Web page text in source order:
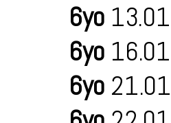
6yo
6yo
6yo